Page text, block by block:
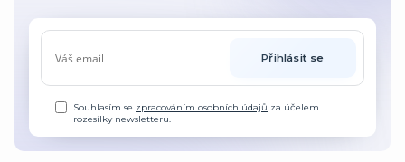
Přihlásit se
Souhlasím se zpracováním osobních údajů za účelem
rozesílky newsletteru.